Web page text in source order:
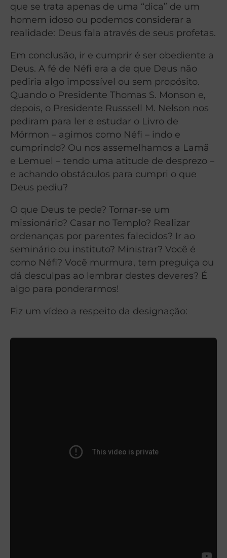
que se trata apenas de uma “dica” de um
homem idoso ou podemos considerar a
realidade: Deus fala através de seus profetas.
Em conclusão, ir e cumprir é ser obediente a
Deus. A fé de Néfi era a de que Deus não
pediria algo impossível ou sem propósito.
Quando o Presidente Thomas S. Monson e,
depois, o Presidente Russsell M. Nelson nos
pediram para ler e estudar o Livro de
Mórmon – agimos como Néfi – indo e
cumprindo? Ou nos assemelhamos a Lamã
e Lemuel – tendo uma atitude de desprezo –
e achando obstáculos para cumpri o que
Deus pediu?
O que Deus te pede? Tornar-se um
missionário? Casar no Templo? Realizar
ordenanças por parentes falecidos? Ir ao
seminário ou instituto? Ministrar? Você é
como Néfi? Você murmura, tem preguiça ou
dá desculpas ao lembrar destes deveres? É
algo para ponderarmos!
Fiz um vídeo a respeito da designação: